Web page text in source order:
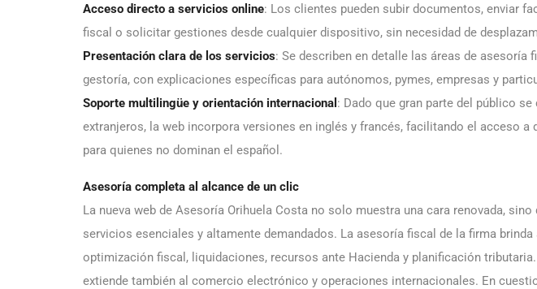
Acceso directo a servicios online: Los clientes pueden subir documentos, enviar
fiscal o solicitar gestiones desde cualquier dispositivo, sin necesidad de
Presentación clara de los servicios: Se describen en detalle las áreas de asesoría
gestoría, con explicaciones específicas para autónomos, pymes, empresas y
Soporte multilingüe y orientación internacional : Dado que gran parte del público
extranjeros, la web incorpora versiones en inglés y francés, facilitando el acceso a
para quienes no dominan el español.
Asesoría completa al alcance de un clic
La nueva web de Asesoría Orihuela Costa no solo muestra una cara renovada,
servicios esenciales y altamente demandados. La asesoría fiscal de la firma
optimización fiscal, liquidaciones, recursos ante Hacienda y planificación
extiende también al comercio electrónico y operaciones internacionales. En